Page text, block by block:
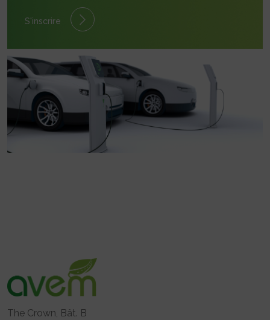
S'inscrire
The Crown, Bât. B